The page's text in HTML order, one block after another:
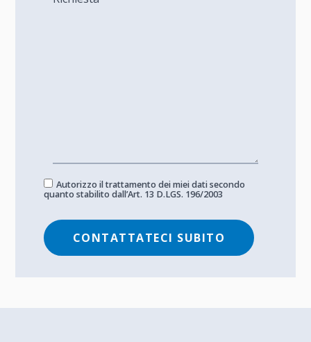
Autorizzo il trattamento dei miei dati secondo
quanto stabilito dall’Art. 13 D.LGS. 196/2003